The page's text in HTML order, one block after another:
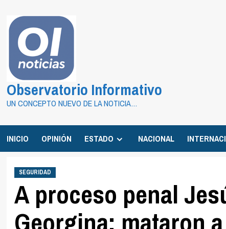
contenido
Observatorio Informativo
UN CONCEPTO NUEVO DE LA NOTICIA…
INICIO OPINIÓN ESTADO NACIONAL
SEGURIDAD
A proceso penal